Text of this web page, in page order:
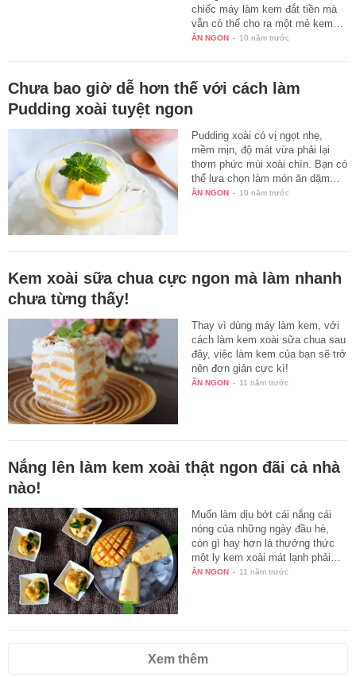
chiếc máy làm kem đắt tiền mà
vẫn có thể cho ra một mẻ kem…
ĂN NGON - 10 năm trước
Chưa bao giờ dễ hơn thế với cách làm
Pudding xoài tuyệt ngon
Pudding xoài có vị ngọt nhẹ,
mềm mịn, độ mát vừa phải lại
thơm phức mùi xoài chín. Bạn có
thể lựa chọn làm món ăn dặm…
ĂN NGON - 10 năm trước
Kem xoài sữa chua cực ngon mà làm nhanh
chưa từng thấy!
Thay vì dùng máy làm kem, với
cách làm kem xoài sữa chua sau
đây, việc làm kem của bạn sẽ trở
nên đơn giản cực kì!
ĂN NGON - 11 năm trước
Nắng lên làm kem xoài thật ngon đãi cả nhà
nào!
Muốn làm dịu bớt cái nắng cái
nóng của những ngày đầu hè,
còn gì hay hơn là thưởng thức
một ly kem xoài mát lạnh phải…
ĂN NGON - 11 năm trước
Xem thêm